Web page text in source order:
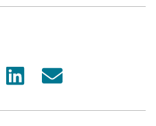
Share
Share